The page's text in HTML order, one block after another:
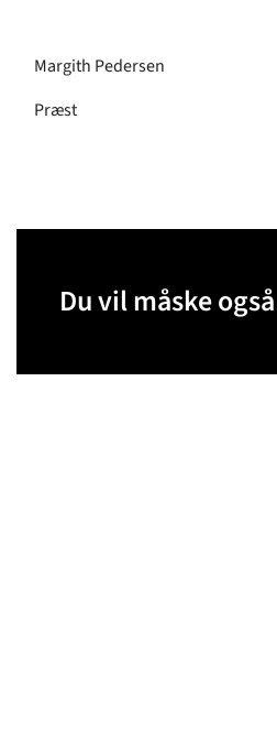
Margith Pedersen
Præst
Du vil måske